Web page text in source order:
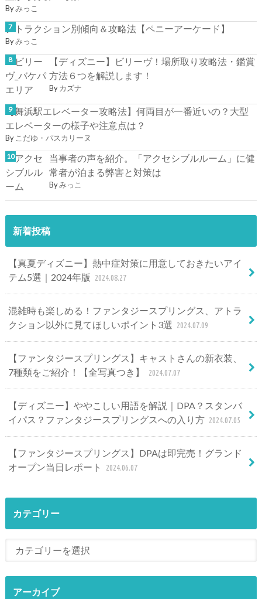
Byみっこ
アトラクション別傾向＆攻略法【ペニーアーケード】
Byみっこ
【ディズニー】ビリーヴ！場所取り攻略法・鑑賞
方法６つを解説します！
By カズナ
【舞浜駅エレベーター攻略法】何両目が一番近いの？大型
エレベーターの様子や注意点は？
By こだゆ・パスカリーヌ
当事者の声を紹介。「アクセシブルルーム」に健
常者が泊まる弊害と対策は
Byみっこ
新着投稿
【真夏ディズニー】熱中症対策に用意しておきたいアイ
テム5選｜2024年版
2024.08.27
混雑時も楽しめる！ファンタジースプリングス、アトラ
クション以外に見てほしいポイント3選 2024.07.09
【ファンタジースプリングス】キャストさんの新衣装、
7種類をご紹介！【全写真つき】
2024.07.07
【ディズニー】ややこしい用語を解説｜DPA？スタンバ
イパス？ファンタジースプリングスへの入り方 2024.07.05
【ファンタジースプリングス】DPAは即完売！グランド
オープン当日レポート
2024.06.07
カテゴリー
アーカイブ